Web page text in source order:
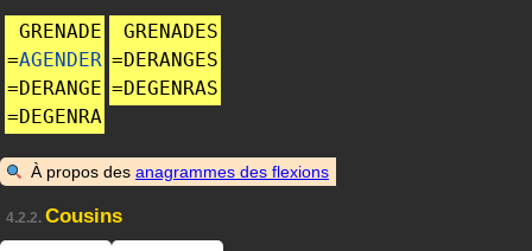
GRENADE
=AGENDER
=DERANGE
=DEGENRA
GRENADES
=DERANGES
=DEGENRAS
À propos des anagrammes des flexions
4.2.2. Cousins